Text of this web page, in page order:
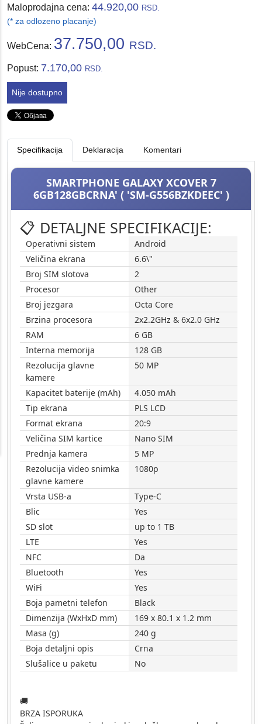
Maloprodajna cena: 44.920,00 RSD.
(* za odlozeno placanje)
WebCena: 37.750,00 RSD.
Popust: 7.170,00 RSD.
Nije dostupno
Specifikacija Deklaracija Komentari
SMARTPHONE GALAXY XCOVER 7
6GB128GBCRNA' ( 'SM-G556BZKDEEC' )
📋 DETALJNE SPECIFIKACIJE:
Operativni sistem
Android
Veličina ekrana
6.6\"
Broj SIM slotova
2
Procesor
Other
Broj jezgara
Octa Core
Brzina procesora
2x2.2GHz & 6x2.0 GHz
RAM
6 GB
Interna memorija
128 GB
Rezolucija glavne
kamere
50 MP
Kapacitet baterije (mAh)
4.050 mAh
Tip ekrana
PLS LCD
Format ekrana
20:9
Veličina SIM kartice
Nano SIM
Prednja kamera
5 MP
Rezolucija video snimka
glavne kamere
1080p
Vrsta USB-a
Type-C
Blic
Yes
SD slot
up to 1 TB
LTE
Yes
NFC
Da
Bluetooth
Yes
WiFi
Yes
Boja pametni telefon
Black
Dimenzija (WxHxD mm)
169 x 80.1 x 1.2 mm
Masa (g)
240 g
Boja detaljni opis
Crna
Slušalice u paketu
No
🚚
BRZA ISPORUKA